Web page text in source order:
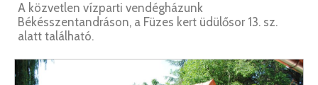
A közvetlen vízparti vendégházunk
Békésszentandráson, a Füzes kert üdülősor 13. sz.
alatt található.